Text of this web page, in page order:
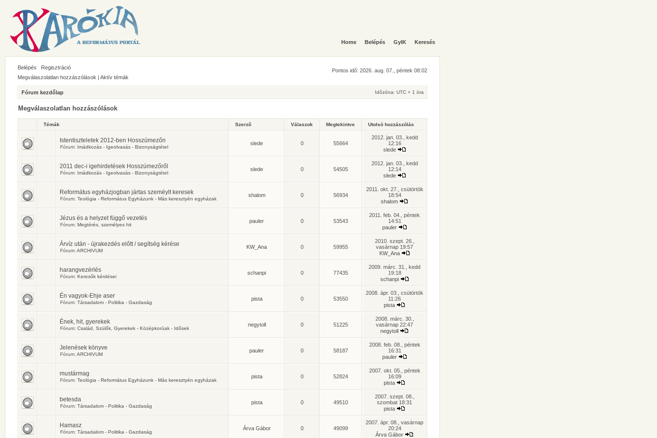
Home Belépés GyIK Keresés
Belépés Regisztráció
Pontos idő: 2026. aug. 07., péntek 08:02
Megválaszolatlan hozzászólások | Aktív témák
Fórum kezdőlap Időzóna: UTC + 1 óra
Megválaszolatlan hozzászólások
Témák Szerző Válaszok Megtekintve Utolsó hozzászólás
Istentiszteletek 2012-ben Hosszúmezőn
Fórum: Imádkozás - Igeolvasás - Bizonyságtétel
slede 0 55664
2012. jan. 03., kedd
12:16
slede
2011 dec-i igehirdetések Hosszúmezőről
Fórum: Imádkozás - Igeolvasás - Bizonyságtétel
slede 0 54505
2012. jan. 03., kedd
12:14
slede
Református egyházjogban jártas szeméylt keresek
Fórum: Teológia - Református Egyházunk - Más keresztyén egyházak
shalom 0 56934
2011. okt. 27., csütörtök
18:54
shalom
Jézus és a helyzet függő vezetés
Fórum: Megtérés, személyes hit
pauler 0 53543
2011. feb. 04., péntek
14:51
pauler
Árvíz után - újrakezdés előtt / segítség kérése
Fórum: ARCHIVUM
KW_Ana 0 59955
2010. szept. 26.,
vasárnap 19:57
KW_Ana
harangvezérlés
Fórum: Keresők kérdései
schanpi 0 77435
2009. márc. 31., kedd
19:18
schanpi
Én vagyok-Ehje aser
Fórum: Társadalom - Politika - Gazdaság
pista 0 53550
2008. ápr. 03., csütörtök
11:26
pista
Ének, hit, gyerekek
Fórum: Család, Szülők, Gyerekek - Középkorúak - Idősek
negytoll 0 51225
2008. márc. 30.,
vasárnap 22:47
negytoll
Jelenések könyve
Fórum: ARCHIVUM
pauler 0 58187
2008. feb. 08., péntek
16:31
pauler
mustármag
Fórum: Teológia - Református Egyházunk - Más keresztyén egyházak
pista 0 52824
2007. okt. 05., péntek
16:09
pista
betesda
Fórum: Társadalom - Politika - Gazdaság
pista 0 49510
2007. szept. 08.,
szombat 18:31
pista
Hamasz
Fórum: Társadalom - Politika - Gazdaság
Árva Gábor 0 49099
2007. ápr. 08., vasárnap
20:24
Árva Gábor